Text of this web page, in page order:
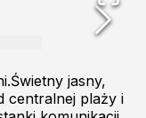
jasny,
centralnej plaży i